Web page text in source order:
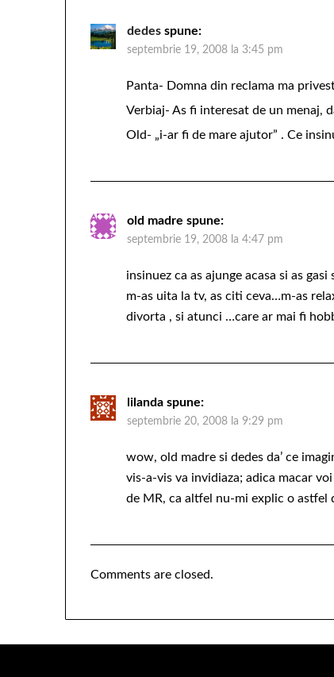
dedes spune:
septembrie 19, 2008 la 3:45 pm
Panta- Domna din reclama ma
Verbiaj- As fi interesat de un menaj,
Old- „i-ar fi de mare ajutor” . Ce
old madre spune:
septembrie 19, 2008 la 4:47 pm
insinuez ca as ajunge acasa si as
m-as uita la tv, as citi ceva…m-as
divorta , si atunci …care ar mai fi
lilanda spune:
septembrie 20, 2008 la 9:29 pm
wow, old madre si dedes da’ ce
vis-a-vis va invidiaza; adica macar
de MR, ca altfel nu-mi explic o astfel
Comments are closed.